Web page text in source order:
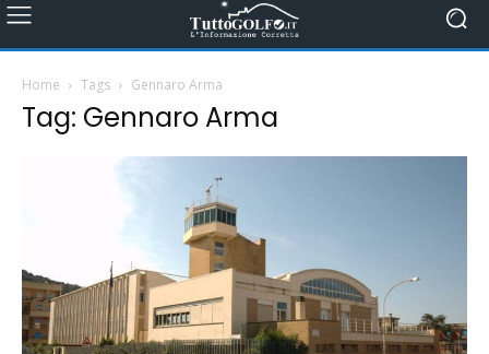
Home Tags Gennaro Arma
Tag: Gennaro Arma